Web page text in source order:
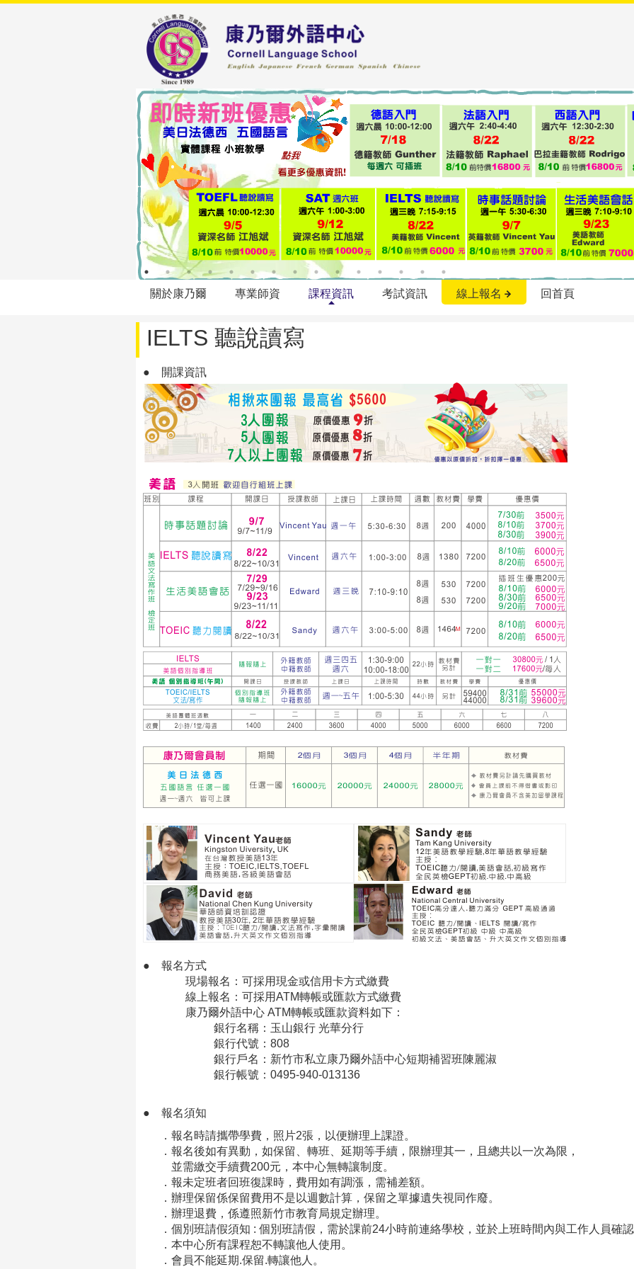
關於康乃爾 專業師資 課程資訊 考試資訊 線上報名 回首頁
IELTS 聽說讀寫
● 開課資訊
● 報名方式
現場報名：可採用現金或信用卡方式繳費
線上報名：可採用ATM轉帳或匯款方式繳費
康乃爾外語中心 ATM轉帳或匯款資料如下：
銀行名稱：玉山銀行 光華分行
銀行代號：808
銀行戶名：新竹市私立康乃爾外語中心短期補習班陳麗淑
銀行帳號：0495-940-013136
● 報名須知
．報名時請攜帶學費，照片2張，以便辦理上課證。
．報名後如有異動，如保留、轉班、延期等手續，限辦理其一，且總共以一次為限，
並需繳交手續費200元，本中心無轉讓制度。
．報未定班者回班復課時，費用如有調漲，需補差額。
．辦理保留係保留費用不是以週數計算，保留之單據遺失視同作廢。
．辦理退費，係遵照新竹市教育局規定辦理。
．個別班請假須知 : 個別班請假，需於課前24小時前連絡學校，並於上班時間內與工作人員確
．本中心所有課程恕不轉讓他人使用。
．會員不能延期.保留.轉讓他人。